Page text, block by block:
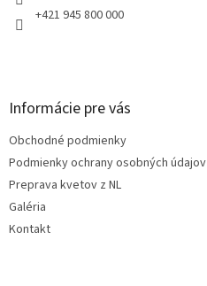
+421 945 800 000
Informácie pre vás
Obchodné podmienky
Podmienky ochrany osobných údajov
Preprava kvetov z NL
Galéria
Kontakt